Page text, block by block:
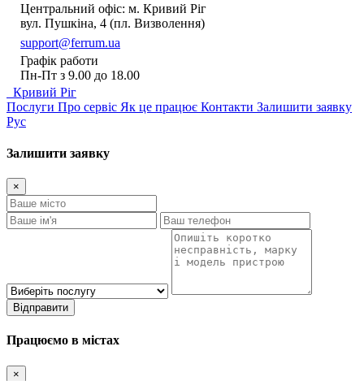
Центральний офіс: м. Кривий Ріг
вул. Пушкіна, 4 (пл. Визволення)
support@ferrum.ua
Графік работи
Пн-Пт з 9.00 до 18.00
Кривий Ріг
Послуги Про сервіс Як це працює Контакти Залишити заявку
Рус
Залишити заявку
×
Відправити
Працюємо в містах
×